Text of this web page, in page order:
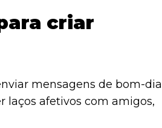
criar
mensagens de bom-dia
laços afetivos com amigos,